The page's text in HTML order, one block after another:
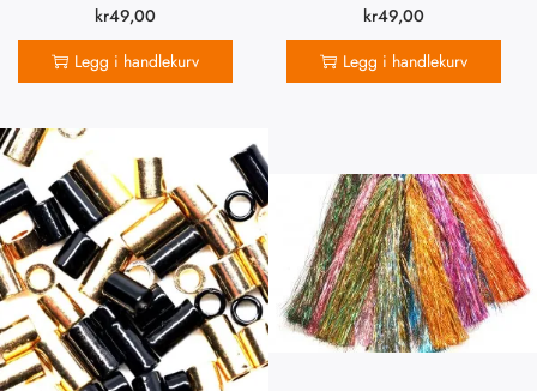
kr49,00
Legg i handlekurv
kr49,00
Legg i handlekurv